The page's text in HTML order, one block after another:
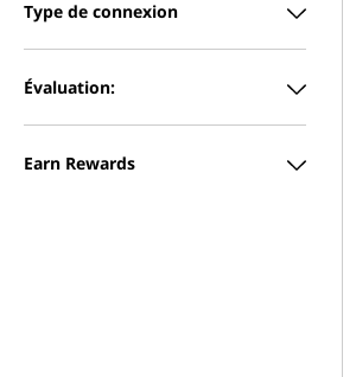
Type de connexion
Évaluation:
Earn Rewards